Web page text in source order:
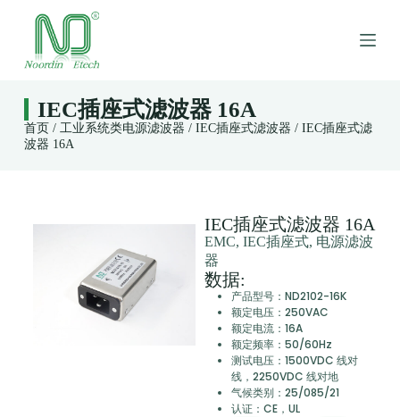
容
IEC插座式滤波器 16A
首页 / 工业系统类电源滤波器 / IEC插座式滤波器 / IEC插座式滤
波器 16A
IEC插座式滤波器 16A
EMC, IEC插座式, 电源滤波
器
数据:
产品型号：ND2102-16K
额定电压：250VAC
额定电流：16A
额定频率：50/60Hz
测试电压：1500VDC 线对
线，2250VDC 线对地
气候类别：25/085/21
认证：CE，UL